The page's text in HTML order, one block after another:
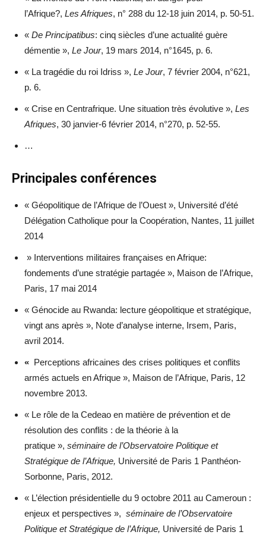
l’Afrique?, Les Afriques, n° 288 du 12-18 juin 2014, p. 50-51.
« De Principatibus: cinq siècles d’une actualité guère
démentie », Le Jour, 19 mars 2014, n°1645, p. 6.
« La tragédie du roi Idriss », Le Jour, 7 février 2004, n°621,
p. 6.
« Crise en Centrafrique. Une situation très évolutive », Les
Afriques, 30 janvier-6 février 2014, n°270, p. 52-55.
…
Principales conférences
« Géopolitique de l’Afrique de l’Ouest », Université d’été
Délégation Catholique pour la Coopération, Nantes, 11 juillet
2014
» Interventions militaires françaises en Afrique:
fondements d’une stratégie partagée », Maison de l’Afrique,
Paris, 17 mai 2014
« Génocide au Rwanda: lecture géopolitique et stratégique,
vingt ans après », Note d’analyse interne, Irsem, Paris,
avril 2014.
« Perceptions africaines des crises politiques et conflits
armés actuels en Afrique », Maison de l’Afrique, Paris, 12
novembre 2013.
« Le rôle de la Cedeao en matière de prévention et de
résolution des conflits : de la théorie à la
pratique », séminaire de l’Observatoire Politique et
Stratégique de l’Afrique, Université de Paris 1 Panthéon-
Sorbonne, Paris, 2012.
« L’élection présidentielle du 9 octobre 2011 au Cameroun :
enjeux et perspectives », séminaire de l’Observatoire
Politique et Stratégique de l’Afrique, Université de Paris 1